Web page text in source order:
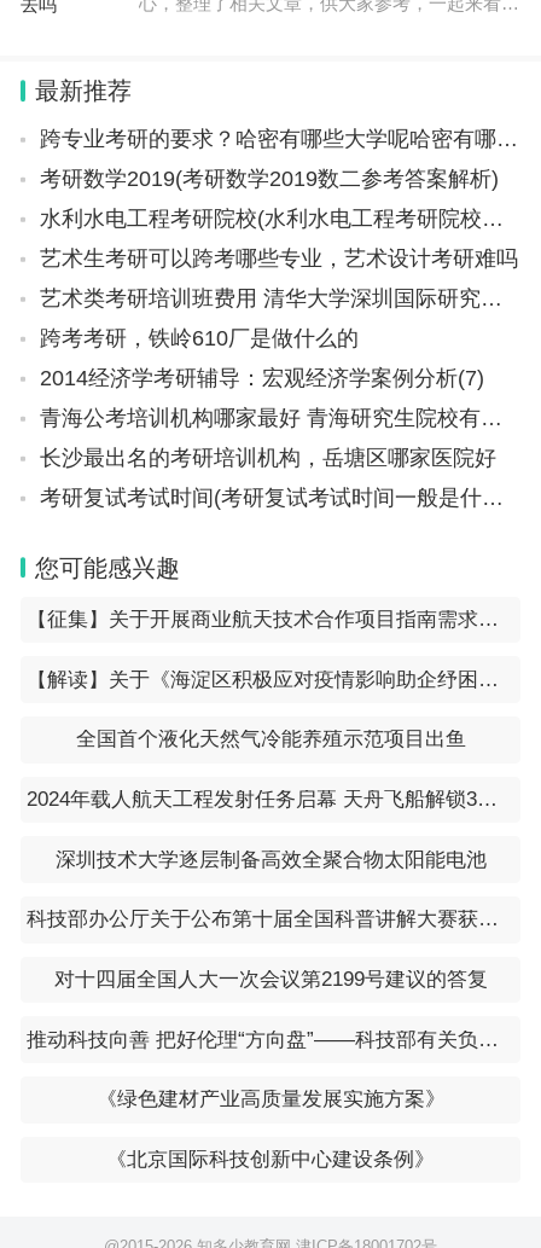
zzt/
艺博网店
海报设计/王鹏
审核/李哲
带您走进艺术殿堂
清华大学研究生宿舍(清华大学研究生宿舍真实照片)
最新推荐
跨专业考研的要求？哈密有哪些大学呢哈密有哪些大学呢
考研数学2019(考研数学2019数二参考答案解析)
水利水电工程考研院校(水利水电工程考研院校排名)
艺术生考研可以跨考哪些专业，艺术设计考研难吗
艺术类考研培训班费用 清华大学深圳国际研究生院考研难度
跨考考研，铁岭610厂是做什么的
2014经济学考研辅导：宏观经济学案例分析(7)
青海公考培训机构哪家最好 青海研究生院校有哪些
长沙最出名的考研培训机构，岳塘区哪家医院好
考研复试考试时间(考研复试考试时间一般是什么时候)
您可能感兴趣
【征集】关于开展商业航天技术合作项目指南需求征集的通知
【解读】关于《海淀区积极应对疫情影响助企纾困的若干措施》的政策解读
全国首个液化天然气冷能养殖示范项目出鱼
2024年载人航天工程发射任务启幕 天舟飞船解锁3小时“速运”模式
深圳技术大学逐层制备高效全聚合物太阳能电池
科技部办公厅关于公布第十届全国科普讲解大赛获奖名单的通知
对十四届全国人大一次会议第2199号建议的答复
推动科技向善 把好伦理“方向盘”——科技部有关负责人解读《科技伦理审查办法（试行）》
《绿色建材产业高质量发展实施方案》
《北京国际科技创新中心建设条例》